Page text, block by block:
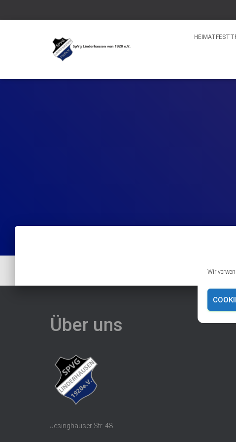
Wir
Über uns
Jesinghauser Str. 48